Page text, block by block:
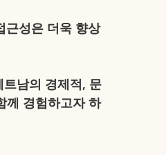
근성은 더욱 향상
남의 경제적, 문
께 경험하고자 하